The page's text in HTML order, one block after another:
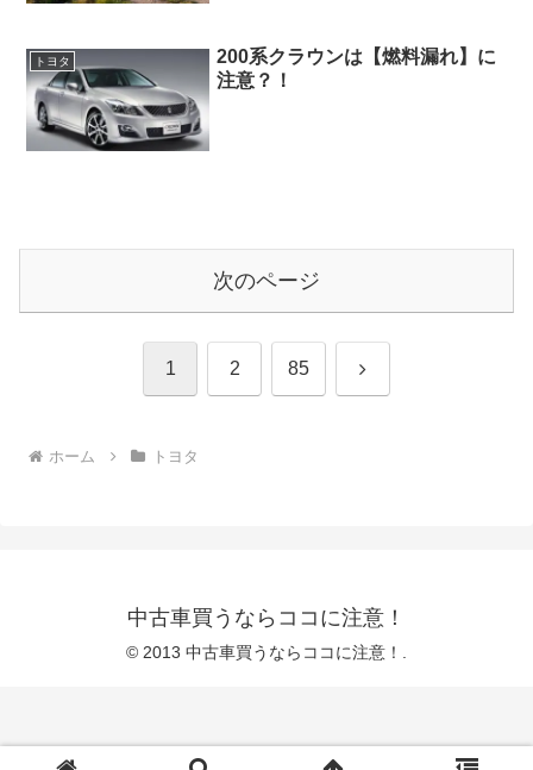
トヨタ
200系クラウンは【燃料漏れ】に
注意？！
次のページ
1 2 85 次
ホーム トヨタ
中古車買うならココに注意！
© 2013 中古車買うならココに注意！.